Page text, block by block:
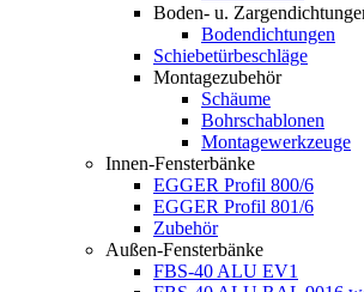
Boden- u.
Bodendichtungen
Schiebetürbeschläge
Montagezubehör
Schäume
Bohrschablonen
Montagewerkzeuge
Innen-Fensterbänke
EGGER Profil 800/6
EGGER Profil 801/6
Zubehör
Außen-Fensterbänke
FBS-40 ALU EV1